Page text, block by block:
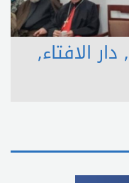
, دار الافتاء,